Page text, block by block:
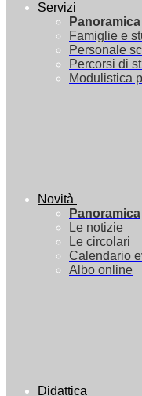
Servizi
Panoramica
Famiglie e
Personale
Percorsi di
Modulistica
Novità
Panoramica
Le notizie
Le circolari
Calendario
Albo online
Didattica